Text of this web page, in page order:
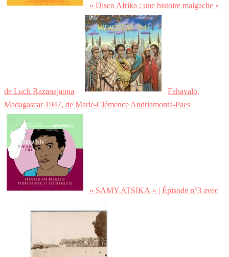
« Disco Afrika : une histoire malgache »
de Luck Razanajaona
Fahavalo,
Madagascar 1947, de Marie-Clémence Andriamonta-Paes
« SAMY ATSIKA » | Épisode n°3 avec